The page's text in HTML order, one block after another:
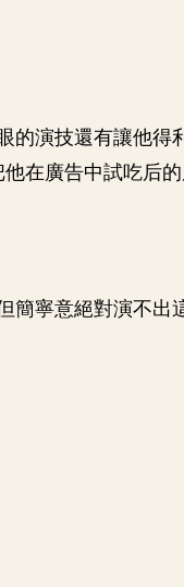
的演技還有讓他得
在廣告中試吃后
簡寧意絕對演不出